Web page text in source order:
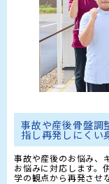
事故や産後骨盤調
指し再発しにくい
事故や産後のお悩み、
お悩みに対応します。
学の観点から再発させ